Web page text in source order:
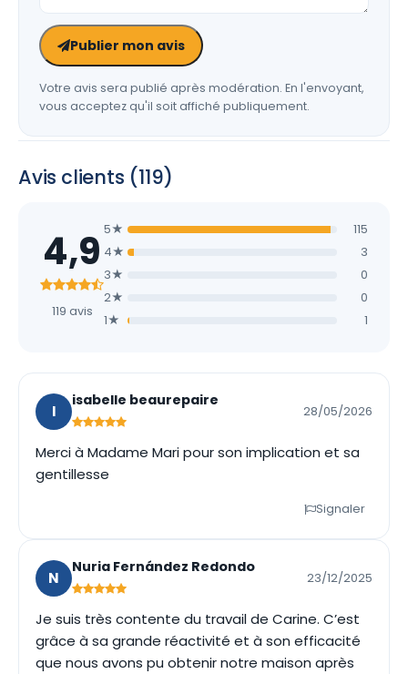
Publier mon avis
Votre avis sera publié après modération. En l'envoyant,
vous acceptez qu'il soit affiché publiquement.
Avis clients (119)
4,9
119 avis
5★
115
4★
3
3★
0
2★
0
1★
1
I
isabelle beaurepaire
28/05/2026
Merci à Madame Mari pour son implication et sa
gentillesse
Signaler
N
Nuria Fernández Redondo
23/12/2025
Je suis très contente du travail de Carine. C’est
grâce à sa grande réactivité et à son efficacité
que nous avons pu obtenir notre maison après